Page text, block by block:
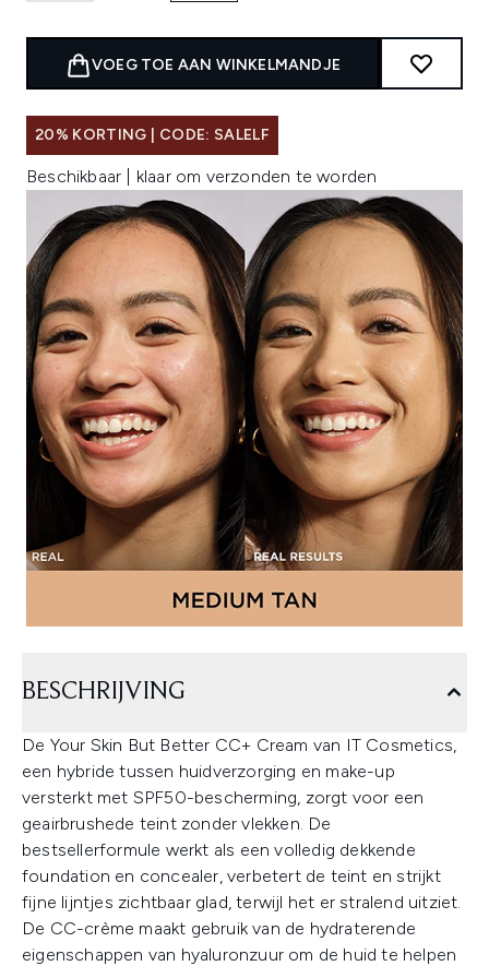
VOEG TOE AAN WINKELMANDJE
20% KORTING | CODE: SALELF
Beschikbaar | klaar om verzonden te worden
BESCHRIJVING
De Your Skin But Better CC+ Cream van IT Cosmetics,
een hybride tussen huidverzorging en make-up
versterkt met SPF50-bescherming, zorgt voor een
geairbrushede teint zonder vlekken. De
bestsellerformule werkt als een volledig dekkende
foundation en concealer, verbetert de teint en strijkt
fijne lijntjes zichtbaar glad, terwijl het er stralend uitziet.
De CC-crème maakt gebruik van de hydraterende
eigenschappen van hyaluronzuur om de huid te helpen